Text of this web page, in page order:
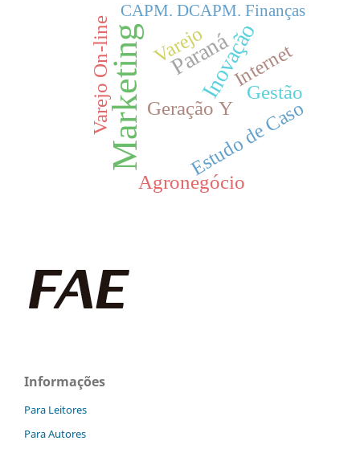
Marketing Inovação
Paraná
Geração Y
Varejo Internet
Estudo de Caso
Agronegócio
Varejo On-line Gestão
CAPM. DCAPM. Finanças
Informações
Para Leitores
Para Autores